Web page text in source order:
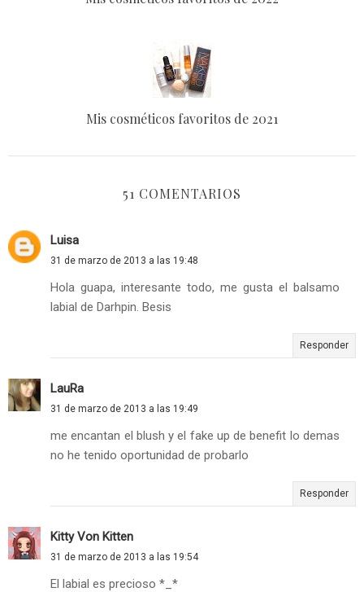
Mis cosméticos favoritos de 2021
51 COMENTARIOS
Luisa
31 de marzo de 2013 a las 19:48
Hola guapa, interesante todo, me gusta el balsamo
labial de Darhpin. Besis
Responder
LauRa
31 de marzo de 2013 a las 19:49
me encantan el blush y el fake up de benefit lo demas
no he tenido oportunidad de probarlo
Responder
Kitty Von Kitten
31 de marzo de 2013 a las 19:54
El labial es precioso *_*